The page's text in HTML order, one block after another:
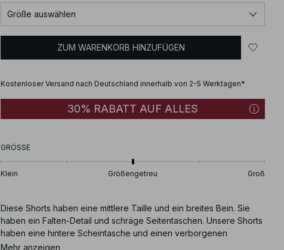
Größe auswählen
ZUM WARENKORB HINZUFÜGEN
Kostenloser Versand nach Deutschland innerhalb von 2-5 Werktagen*
30% RABATT AUF ALLES
GRÖSSE
Klein Größengetreu Groß
Diese Shorts haben eine mittlere Taille und ein breites Bein. Sie
haben ein Falten-Detail und schräge Seitentaschen. Unsere Shorts
haben eine hintere Scheintasche und einen verborgenen
Verschluss mit Reißverschluss, Haken und Knopf.
Mehr anzeigen